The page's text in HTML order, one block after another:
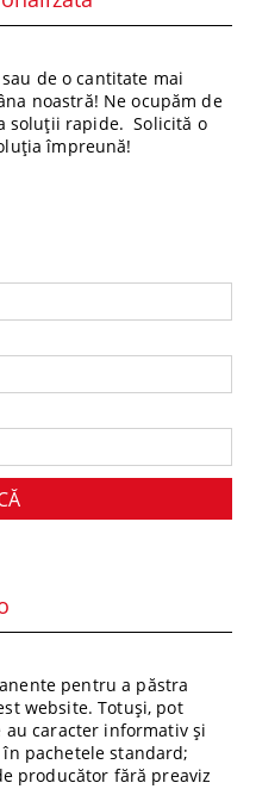
de o cantitate mai
noastră! Ne ocupăm de
soluții rapide. Solicită o
împreună!
pentru a păstra
website. Totuși, pot
caracter informativ și
pachetele standard;
producător fără preaviz